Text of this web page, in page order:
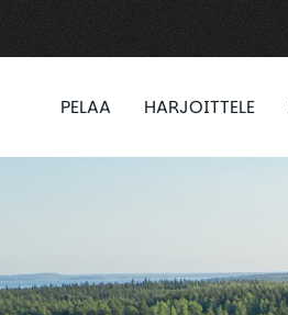
PELAA HARJOITTELE